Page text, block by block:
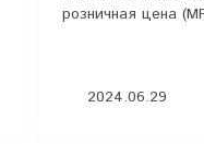
розничная цена
2024.06.29